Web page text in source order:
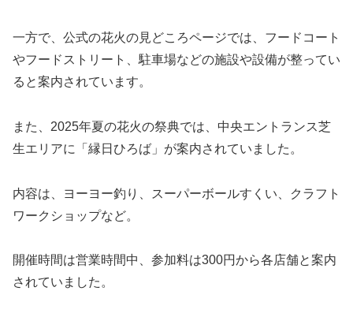
一方で、公式の花火の見どころページでは、フードコート
やフードストリート、駐車場などの施設や設備が整ってい
ると案内されています。
また、2025年夏の花火の祭典では、中央エントランス芝
生エリアに「縁日ひろば」が案内されていました。
内容は、ヨーヨー釣り、スーパーボールすくい、クラフト
ワークショップなど。
開催時間は営業時間中、参加料は300円から各店舗と案内
されていました。